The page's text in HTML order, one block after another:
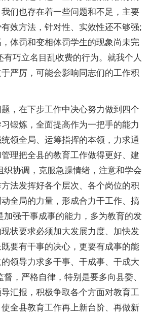
们也存在着一些问题和不足，主要
效方法，针对性、实效性还不够强;
体罚和变相体罚学生的现象尚未完
有巧立名目乱收费的行为。就我个人
严厉，可能会影响同志们的工作积
，在下步工作中决心努力做到四个
锻炼，全面提高作为一把手的能力
领全局、运筹指挥的本领，力求通
理把全县的教育工作做得更好、建
织协调，克服急躁情绪，注意和学会
法发挥好各个层次、各个岗位的积
全局的力量，形成合力干工作、搞
加强干事成事的能力，多为教育的发
状要求必须加大发展力度、加快发
要有干事的决心，更要有成事的能
领导力求多干事、干成事、干成大
，严格自律，特别是要多向县委、
汇报，积极争取各个方面对教育工
全县教育工作再上新台阶、再做新